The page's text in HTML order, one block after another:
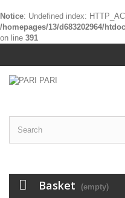
Notice: Undefined index:
/homepages/13/d683202964/
on line 391
Basket (empty)